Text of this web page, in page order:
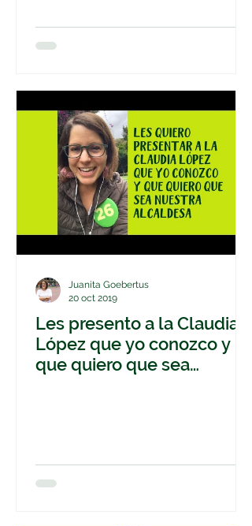
Les presento a la Claudia
López que yo conozco y
que quiero que sea
Juanita Goebertus
20 oct 2019